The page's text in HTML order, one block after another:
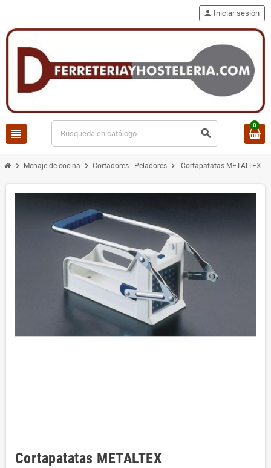
view_headline search
person Iniciar sesión
0
chevron_right Menaje de cocina chevron_right Cortadores - Peladores chevron_right Cortapatatas METALTEX
Cortapatatas METALTEX